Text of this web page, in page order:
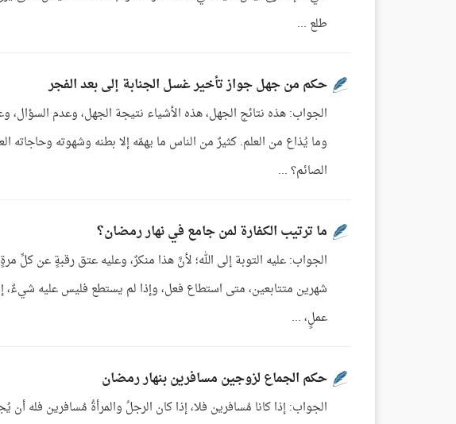
طلع ...
حكم من جهل جواز تأخير غسل الجنابة إلى بعد الفجر
الجواب: هذه نتائج الجهل، هذه الأشياء نتيجة الجهل، وعدم
وما يُذاع من العلم. كثيرٌ من الناس ما يهمّه إلا بطنه وشهوته وحاجاته
الصائم؟ ...
ما ترتيب الكفارة لمن جامع في نهار رمضان؟
الجواب: عليه التوبة إلى الله؛ لأنَّ هذا منكرٌ، وعليه عتق رقبةٍ عن
شهرين متتابعين، متى استطاع فعل، وإذا لم يستطع فليس عليه شيءٌ،
عملٍ، ...
حكم الجماع لزوجين مسافرين بنهار رمضان
الجواب: إذا كانا مُسافرين فلا، إذا كان الرجلُ والمرأةُ مُسافرين فله